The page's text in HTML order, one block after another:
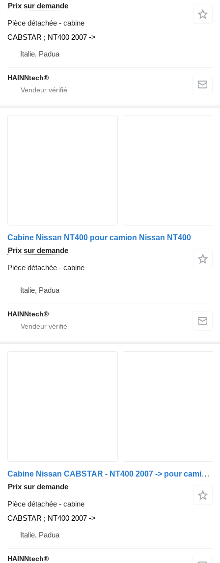
Prix sur demande
Pièce détachée - cabine
CABSTAR ; NT400 2007 ->
Italie, Padua
HAINNtech®
Cabine Nissan NT400 pour camion Nissan NT400
Prix sur demande
Pièce détachée - cabine
Italie, Padua
HAINNtech®
Cabine Nissan CABSTAR - NT400 2007 -> pour camion Nissan
Prix sur demande
Pièce détachée - cabine
CABSTAR ; NT400 2007 ->
Italie, Padua
HAINNtech®